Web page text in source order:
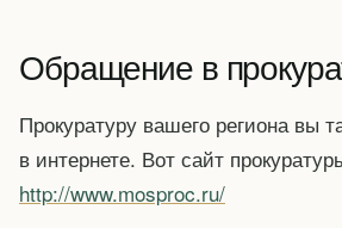
Обращение в
Прокуратуру вашего региона вы
в интернете. Вот сайт
http://www.mosproc.ru/